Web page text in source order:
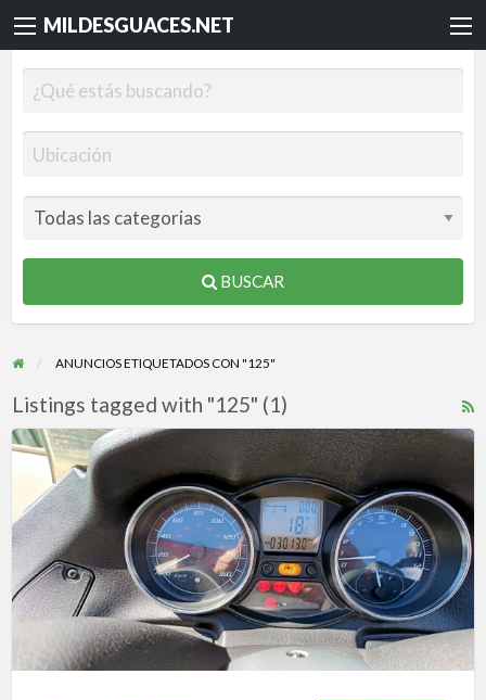
MILDESGUACES.NET
BUSCAR
ANUNCIOS ETIQUETADOS CON "125"
Listings tagged with "125" (1)
Piaggio
Mp3
125